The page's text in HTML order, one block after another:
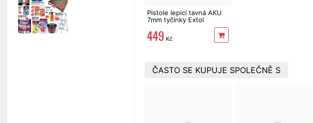
Pistole lepicí tavná AKU
7mm tyčinky Extol
449 Kč
ČASTO SE KUPUJE SPOLEČNĚ S